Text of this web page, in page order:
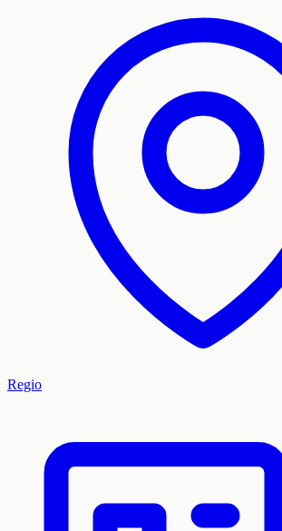
Regio